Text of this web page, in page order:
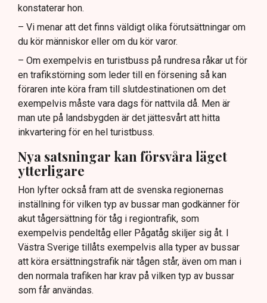
konstaterar hon.
– Vi menar att det finns väldigt olika förutsättningar om
du kör människor eller om du kör varor.
– Om exempelvis en turistbuss på rundresa råkar ut för
en trafikstörning som leder till en försening så kan
föraren inte köra fram till slutdestinationen om det
exempelvis måste vara dags för nattvila då. Men är
man ute på landsbygden är det jättesvårt att hitta
inkvartering för en hel turistbuss.
Nya satsningar kan försvåra läget
ytterligare
Hon lyfter också fram att de svenska regionernas
inställning för vilken typ av bussar man godkänner för
akut tågersättning för tåg i regiontrafik, som
exempelvis pendeltåg eller Pågatåg skiljer sig åt. I
Västra Sverige tillåts exempelvis alla typer av bussar
att köra ersättningstrafik när tågen står, även om man i
den normala trafiken har krav på vilken typ av bussar
som får användas.